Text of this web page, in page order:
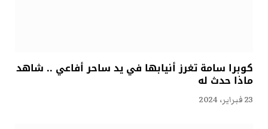
كوبرا سامة تغرز أنيابها في يد ساحر أفاعي .. شاهد
ماذا حدث له
23 فبراير، 2024